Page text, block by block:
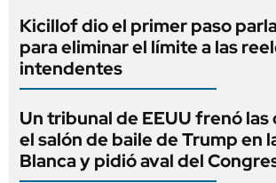
Kicillof dio el primer paso
para eliminar el límite a las
intendentes
Un tribunal de EEUU frenó las
el salón de baile de Trump en
Blanca y pidió aval del